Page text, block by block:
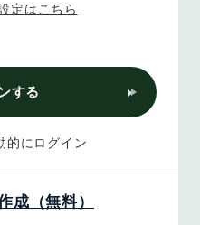
定はこちら
する
的にログイン
成（無料）